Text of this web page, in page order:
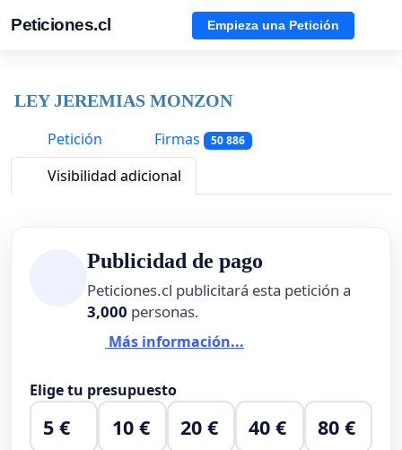
Peticiones.cl Empieza una Petición
LEY JEREMIAS MONZON
Petición
Firmas 50 886
Visibilidad adicional
Publicidad de pago
Peticiones.cl publicitará esta petición a
3,000 personas.
Más información...
Elige tu presupuesto
5 € 10 € 20 € 40 € 80 €